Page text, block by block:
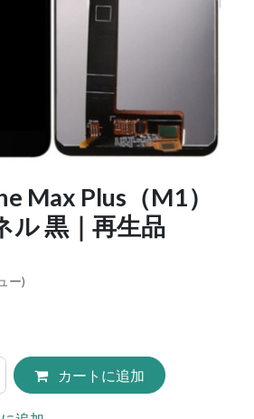
Max Plus（M1）
ル 黒｜再生品
ー)
カートに追加